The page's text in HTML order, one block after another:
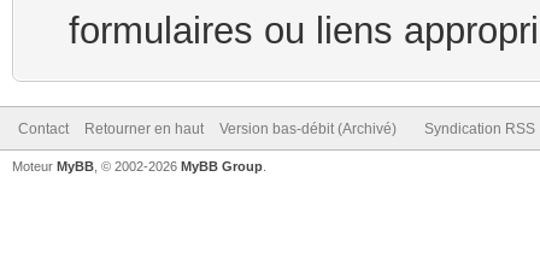
formulaires ou liens
Contact Retourner en haut Version bas-débit (Archivé) Syndication RSS
Moteur MyBB , © 2002-2026 MyBB Group